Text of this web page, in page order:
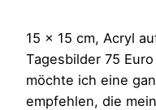
15 x 15 cm, Acryl
Tagesbilder 75
möchte ich eine
empfehlen, die